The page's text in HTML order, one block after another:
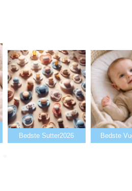
Bedste Sutter2026 Bedste